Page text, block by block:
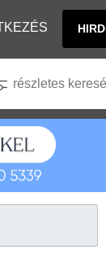
részletes